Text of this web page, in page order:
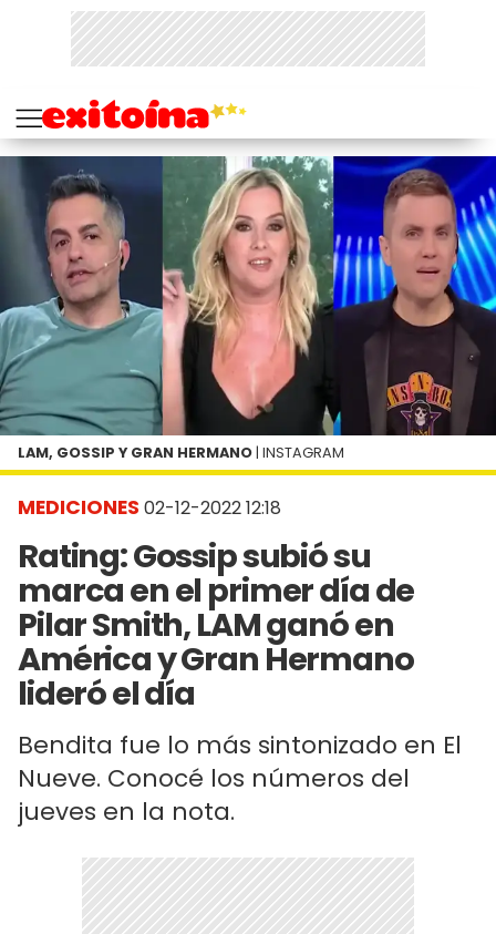
MEDICIONES 02-12-2022 12:18
Rating: Gossip subió su
marca en el primer día de
Pilar Smith, LAM ganó en
América y Gran Hermano
lideró el día
Bendita fue lo más sintonizado en El
Nueve. Conocé los números del
jueves en la nota.
LAM, GOSSIP Y GRAN HERMANO | INSTAGRAM